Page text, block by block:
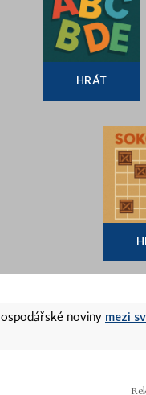
HRÁT
noviny mezi